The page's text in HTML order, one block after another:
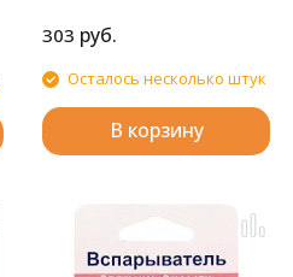
303 руб.
Осталось несколько штук
В корзину